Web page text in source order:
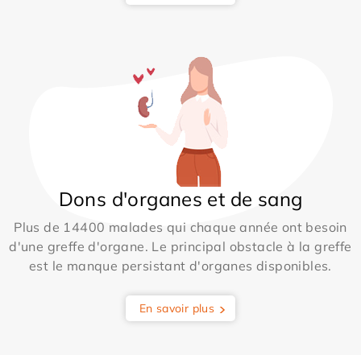
Dons d'organes et de sang
Plus de 14400 malades qui chaque année ont besoin
d'une greffe d'organe. Le principal obstacle à la greffe
est le manque persistant d'organes disponibles.
En savoir plus